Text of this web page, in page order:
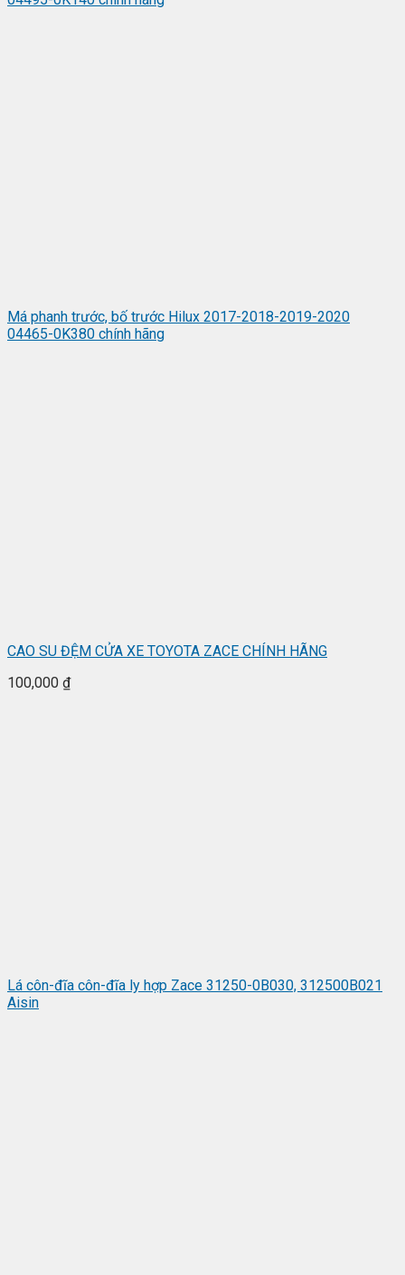
Má phanh trước, bố trước Hilux 2017-2018-2019-2020
04465-0K380 chính hãng
CAO SU ĐỆM CỬA XE TOYOTA ZACE CHÍNH HÃNG
100,000 ₫
Lá côn-đĩa côn-đĩa ly hợp Zace 31250-0B030, 312500B021
Aisin